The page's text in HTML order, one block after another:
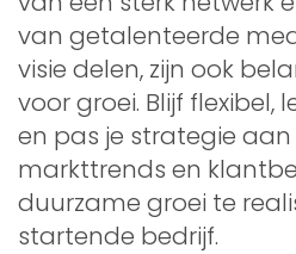
van getalenteerde
visie delen, zijn ook
voor groei. Blijf flexibel,
en pas je strategie
markttrends en
duurzame groei te
startende bedrijf.